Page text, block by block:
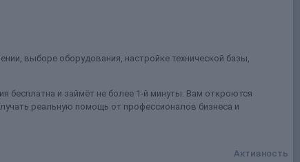
выборе оборудования, настройке технической базы,
бесплатна и займёт не более 1-й минуты. Вам откроются
реальную помощь от профессионалов бизнеса и
Активность